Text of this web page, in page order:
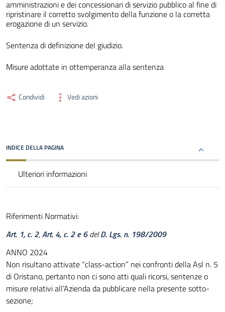
amministrazioni e dei concessionari di servizio pubblico al fine di
ripristinare il corretto svolgimento della funzione o la corretta
erogazione di un servizio.
Sentenza di definizione del giudizio.
Misure adottate in ottemperanza alla sentenza
Condividi Vedi azioni
INDICE DELLA PAGINA
Ulteriori informazioni
Riferimenti Normativi:
Art. 1, c. 2,Art. 4, c. 2 e 6delD. Lgs. n. 198/2009
ANNO 2024
Non risultano attivate “class-action” nei confronti della Asl n. 5
di Oristano, pertanto non ci sono atti quali ricorsi, sentenze o
misure relativi all’Azienda da pubblicare nella presente sotto-
sezione;